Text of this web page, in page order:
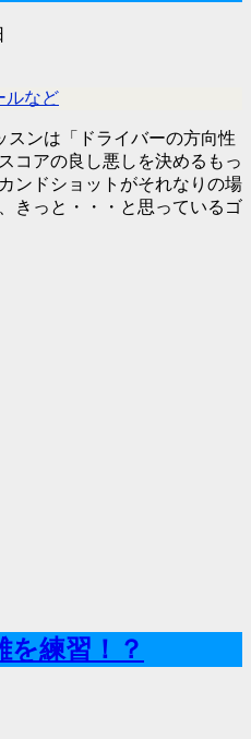
ルなど
スンは「ドライバーの方向性
コアの良し悪しを決めるもっ
ンドショットがそれなりの場
きっと・・・と思っているゴ
を練習！？